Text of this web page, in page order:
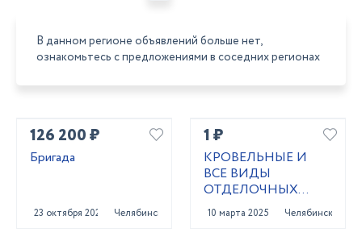
В данном регионе объявлений больше нет,
ознакомьтесь с предложениями в соседних регионах
126 200 ₽
Бригада
23 октября 2023 Челябинск
1 ₽
КРОВЕЛЬНЫЕ И
ВСЕ ВИДЫ
ОТДЕЛОЧНЫХ
РАБОТ
10 марта 2025 Челябинск